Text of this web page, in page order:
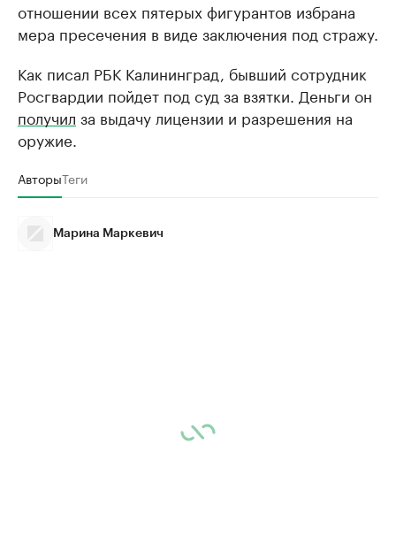
отношении всех пятерых фигурантов избрана
мера пресечения в виде заключения под стражу.
Как писал РБК Калининград, бывший сотрудник
Росгвардии пойдет под суд за взятки. Деньги он
получил за выдачу лицензии и разрешения на
оружие.
АвторыТеги
Марина Маркевич